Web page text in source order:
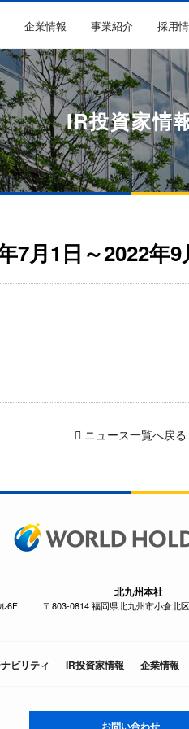
企業情報 事業紹介 採用
IR投資家情
月1日～2022年9
ニュース一覧へ戻る
6F
北九州本社
〒803-0814 福岡県北九州市小倉北
ビリティ IR投資家情報 企業情報
お問い合わせ